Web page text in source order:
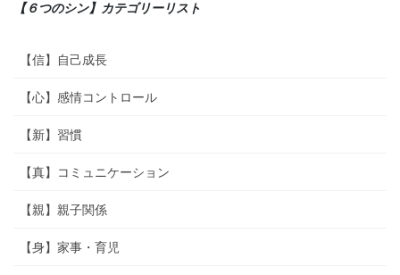
【６つのシン】カテゴリーリスト
【信】自己成長
【心】感情コントロール
【新】習慣
【真】コミュニケーション
【親】親子関係
【身】家事・育児